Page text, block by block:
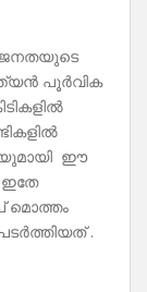
ജനതയുടെ
പൂർവിക
ഈ
മൊത്തം
.